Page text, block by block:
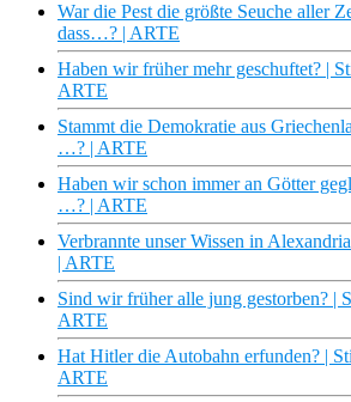
War die Pest die größte Seuche aller
dass…? | ARTE
Haben wir früher mehr geschuftet? |
ARTE
Stammt die Demokratie aus
…? | ARTE
Haben wir schon immer an Götter
…? | ARTE
Verbrannte unser Wissen in
| ARTE
Sind wir früher alle jung gestorben? |
ARTE
Hat Hitler die Autobahn erfunden? |
ARTE